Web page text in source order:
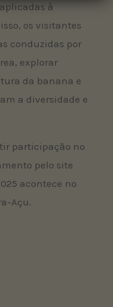
à
os visitantes
conduzidas por
explorar
da banana e
a diversidade e
participação no
pelo site
acontece no
Açu.